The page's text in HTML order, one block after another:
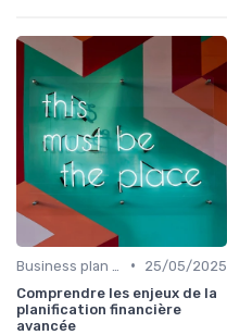
•
25/05/2025
Comprendre les enjeux de la
planification financière
avancée